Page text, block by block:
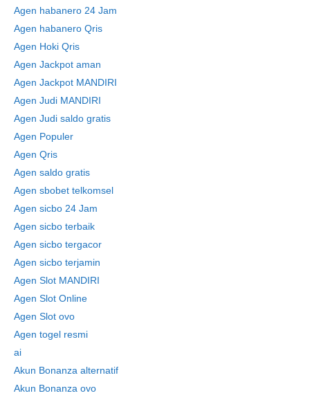
Agen habanero 24 Jam
Agen habanero Qris
Agen Hoki Qris
Agen Jackpot aman
Agen Jackpot MANDIRI
Agen Judi MANDIRI
Agen Judi saldo gratis
Agen Populer
Agen Qris
Agen saldo gratis
Agen sbobet telkomsel
Agen sicbo 24 Jam
Agen sicbo terbaik
Agen sicbo tergacor
Agen sicbo terjamin
Agen Slot MANDIRI
Agen Slot Online
Agen Slot ovo
Agen togel resmi
ai
Akun Bonanza alternatif
Akun Bonanza ovo